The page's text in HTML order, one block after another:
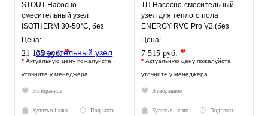
STOUT Насосно-
смесительный узел
ISOTHERM 30-50°C, без
насоса.
Цена:
21 135 руб.*
* Актуальную цену пожалуйста
уточните у менеджера
В избранное
Купить в 1 клик Под заказ
ТП Насосно-смесительный
узел для теплого пола
ENERGY RVC Pro V2 (без
насоса)
Цена:
7 515 руб. *
* Актуальную цену пожалуйста
уточните у менеджера
В избранное
Купить в 1 клик Под заказ